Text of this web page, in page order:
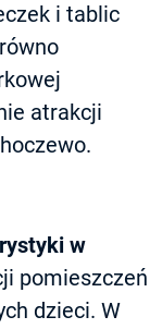
i tablic
atrakcji
w
pomieszczeń
dzieci. W